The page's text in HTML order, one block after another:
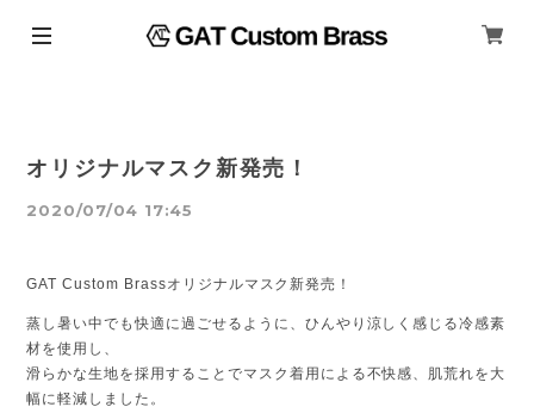
オリジナルマスク新発売！
2020/07/04 17:45
GAT Custom Brassオリジナルマスク新発売！
蒸し暑い中でも快適に過ごせるように、ひんやり涼しく感じる冷感素
材を使用し、
滑らかな生地を採用することでマスク着用による不快感、肌荒れを大
幅に軽減しました。